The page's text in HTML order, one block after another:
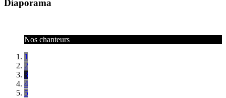
Diaporama
Nos chanteurs
1
2
3
4
5